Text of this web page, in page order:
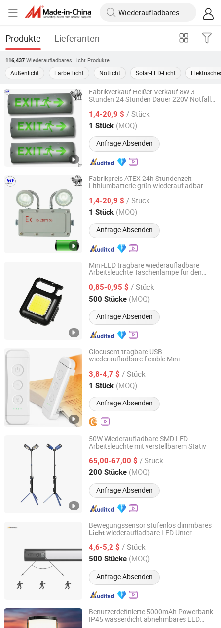
Produkte Lieferanten
116,437 Wiederaufladbares Licht Produkte
Außenlicht Farbe Licht Notlicht Solar-LED-Licht
Fabrikverkauf Heißer Verkauf 8W 3
Stunden 24 Stunden Dauer 220V Notfall
grünes LED Notlicht
Einkaufszentrum Büro
1,4-20,9 $ / Stück
1 Stück (MOQ)
Anfrage Absenden
Dongguan MF Lighting Co., Ltd
Guangdong, China Seit 2023
Fabrikpreis ATEX 24h Stundenzeit
Lithiumbatterie grün wiederaufladbar
für Büro Hotelzimmer Lagerflur
Durchgang
1,4-20,9 $ / Stück
1 Stück (MOQ)
Anfrage Absenden
Dongguan MF Lighting Co., Ltd
Guangdong, China Seit 2023
Mini-LED tragbare wiederaufladbare
Arbeitsleuchte Taschenlampe für den
Schlüsselanhängerlicht
0,85-0,95 $ / Stück
500 Stücke (MOQ)
Anfrage Absenden
Ninghai Sohot Electrical Appliances Co., Ltd.
Zhejiang, China Seit 2026
Glocusent tragbare USB
wiederaufladbare flexible Mini
3,8-4,7 $ / Stück
1 Stück (MOQ)
Anfrage Absenden
Shenzhen Reevictor Technology Co., Ltd
Guangdong, China Seit 2024
50W Wiederaufladbare SMD LED
Arbeitsleuchte mit verstellbarem Stativ
65,00-67,00 $ / Stück
200 Stücke (MOQ)
Anfrage Absenden
Ningbo Light International Trade Co., Ltd
Seit 2022
Bewegungssensor stufenlos dimmbares
Lichtwiederaufladbare LED Unter
4,6-5,2 $ / Stück
500 Stücke (MOQ)
Anfrage Absenden
Ningbo Miclion LED Lighting Co., Ltd.
Zhejiang, China Seit 2013
Benutzerdefinierte 5000mAh Powerbank
IP45 wasserdicht abnehmbares LED
Shenzhen Reevictor Technology Co., Ltd